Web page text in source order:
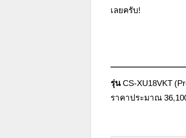
เลยครับ!
รุ่น CS-XU18VKT
ราคาประมาณ